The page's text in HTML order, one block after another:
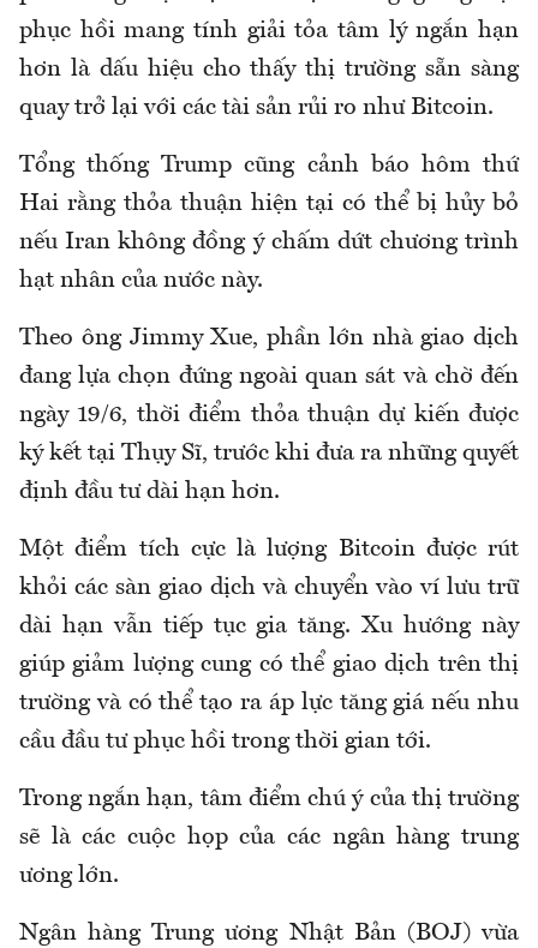
phục hồi mang tính giải tỏa tâm lý ngắn hạn
hơn là dấu hiệu cho thấy thị trường sẵn sàng
quay trở lại với các tài sản rủi ro như Bitcoin.
Tổng thống Trump cũng cảnh báo hôm thứ
Hai rằng thỏa thuận hiện tại có thể bị hủy bỏ
nếu Iran không đồng ý chấm dứt chương trình
hạt nhân của nước này.
Theo ông Jimmy Xue, phần lớn nhà giao dịch
đang lựa chọn đứng ngoài quan sát và chờ đến
ngày 19/6, thời điểm thỏa thuận dự kiến được
ký kết tại Thụy Sĩ, trước khi đưa ra những quyết
định đầu tư dài hạn hơn.
Một điểm tích cực là lượng Bitcoin được rút
khỏi các sàn giao dịch và chuyển vào ví lưu trữ
dài hạn vẫn tiếp tục gia tăng. Xu hướng này
giúp giảm lượng cung có thể giao dịch trên thị
trường và có thể tạo ra áp lực tăng giá nếu nhu
cầu đầu tư phục hồi trong thời gian tới.
Trong ngắn hạn, tâm điểm chú ý của thị trường
sẽ là các cuộc họp của các ngân hàng trung
ương lớn.
Ngân hàng Trung ương Nhật Bản (BOJ) vừa